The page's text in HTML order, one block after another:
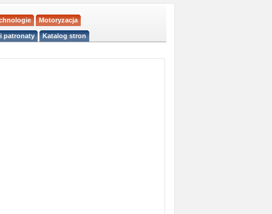
Motoryzacja
patronaty Katalog stron